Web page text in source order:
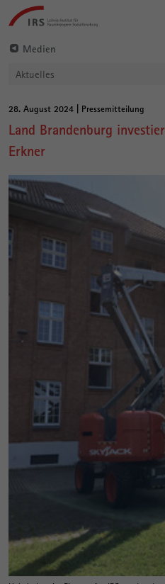
Gehe
direkt
zu:
Leibniz-
Institut
für
Sozialforschung
Medien
Aktuelles
Hauptinhalt
28. August 2024 | Pressemitteilung
Land Brandenburg
Erkner